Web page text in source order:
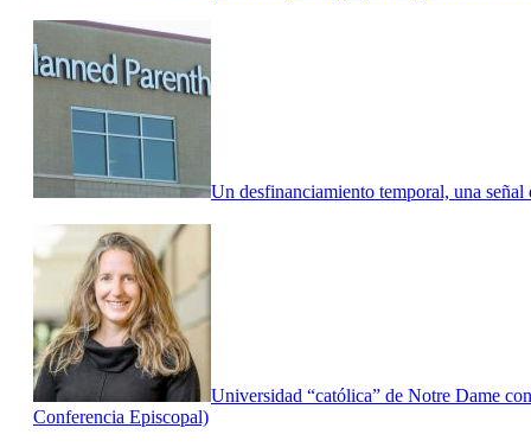
Un desfinanciamiento temporal, una
Universidad “católica” de Notre Dame
Conferencia Episcopal)